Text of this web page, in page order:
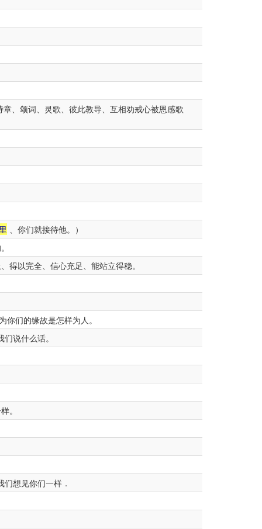
、颂词、灵歌、彼此教导、互相劝戒心被恩感歌
、你们就接待他。）
以完全、信心充足、能站立得稳。
你们的缘故是怎样为人。
说什么话。
。
想见你们一样．